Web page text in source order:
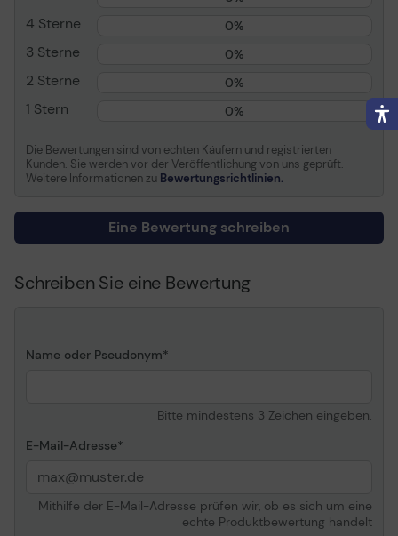
Drucktechnologie
Laser
Farbe
Schwarz
Patronenleistung
Mit hoher Kapazität
Ergiebigkeit
Bis zu 3000 Seiten
Informationen zur Kompatibilität
Kompatibel mit Xerox C230, C235
Allgemein
4 Sterne 0%
3 Sterne 0%
2 Sterne 0%
1 Stern 0%
Die Bewertungen sind von echten Käufern und registrierten
Kunden. Sie werden vor der Veröffentlichung von uns geprüft.
Weitere Informationen zu Bewertungsrichtlinien.
Eine Bewertung schreiben
Schreiben Sie eine Bewertung
Name oder Pseudonym
Bitte mindestens 3 Zeichen eingeben.
E-Mail-Adresse
Mithilfe der E-Mail-Adresse prüfen wir, ob es sich um eine
echte Produktbewertung handelt